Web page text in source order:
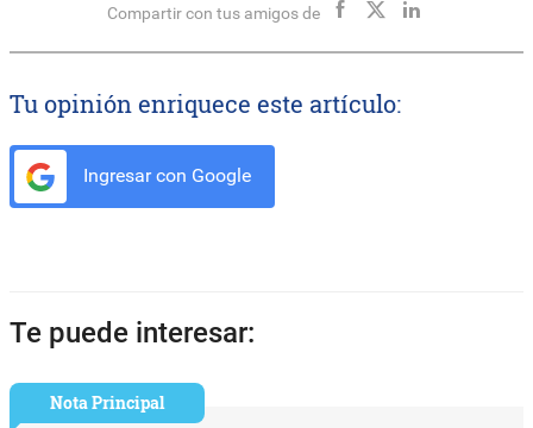
Compartir con tus amigos de
Tu opinión enriquece este artículo:
Ingresar con Google
Te puede interesar:
Nota Principal